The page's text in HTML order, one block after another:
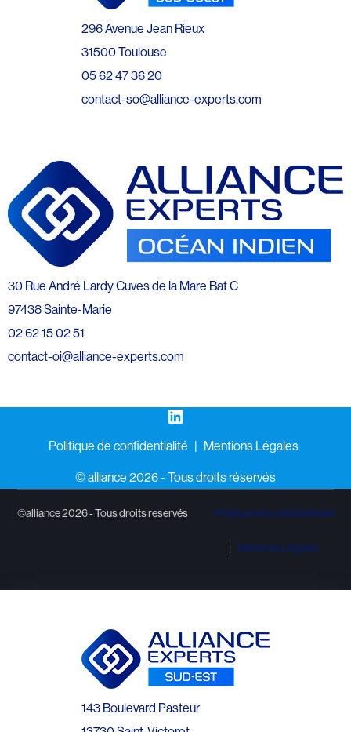
296 Avenue Jean Rieux
31500 Toulouse
05 62 47 36 20
contact-so@alliance-experts.com
30 Rue André Lardy Cuves de la Mare Bat C
97438 Sainte-Marie
02 62 15 02 51
contact-oi@alliance-experts.com
LinkedIn
Politique de confidentialité
Mentions Légales
©️ alliance 2026 - Tous droits réservés
©alliance 2026 - Tous droits reservés Politique de confidentialité
Mentions Légales
143 Boulevard Pasteur